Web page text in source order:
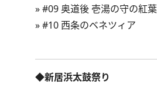
»#09 奥道後 壱湯の守の紅葉
»#10 西条のベネツィア
◆新居浜太鼓祭り